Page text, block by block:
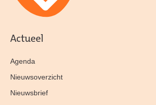
Actueel
Agenda
Nieuwsoverzicht
Nieuwsbrief